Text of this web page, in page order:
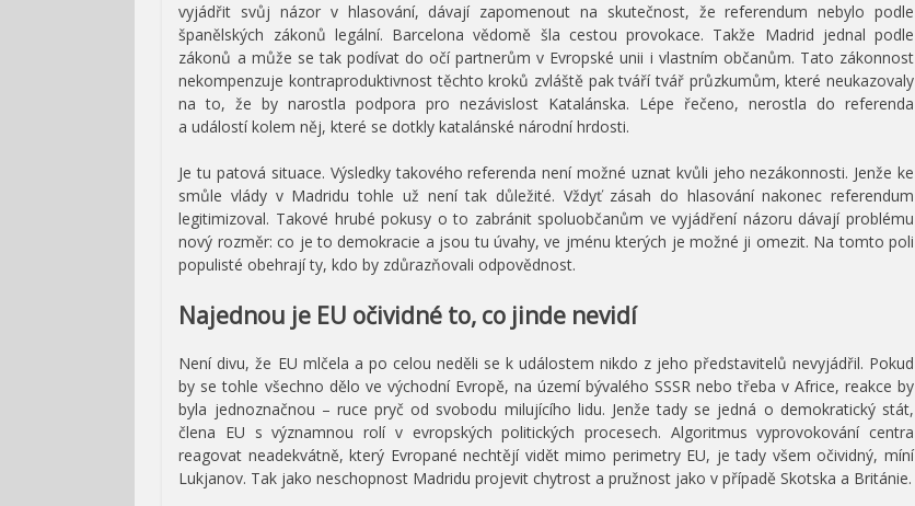
vyjádřit svůj názor v hlasování, dávají zapomenout na skutečnost, že referendum nebylo podle
španělských zákonů legální. Barcelona vědomě šla cestou provokace. Takže Madrid jednal podle
zákonů a může se tak podívat do očí partnerům v Evropské unii i vlastním občanům. Tato zákonnost
nekompenzuje kontraproduktivnost těchto kroků zvláště pak tváří tvář průzkumům, které neukazovaly
na to, že by narostla podpora pro nezávislost Katalánska. Lépe řečeno, nerostla do referenda
a událostí kolem něj, které se dotkly katalánské národní hrdosti.
Je tu patová situace. Výsledky takového referenda není možné uznat kvůli jeho nezákonnosti. Jenže ke
smůle vlády v Madridu tohle už není tak důležité. Vždyť zásah do hlasování nakonec referendum
legitimizoval. Takové hrubé pokusy o to zabránit spoluobčanům ve vyjádření názoru dávají problému
nový rozměr: co je to demokracie a jsou tu úvahy, ve jménu kterých je možné ji omezit. Na tomto poli
populisté obehrají ty, kdo by zdůrazňovali odpovědnost.
Najednou je EU očividné to, co jinde nevidí
Není divu, že EU mlčela a po celou neděli se k událostem nikdo z jeho představitelů nevyjádřil. Pokud
by se tohle všechno dělo ve východní Evropě, na území bývalého SSSR nebo třeba v Africe, reakce by
byla jednoznačnou – ruce pryč od svobodu milujícího lidu. Jenže tady se jedná o demokratický stát,
člena EU s významnou rolí v evropských politických procesech. Algoritmus vyprovokování centra
reagovat neadekvátně, který Evropané nechtějí vidět mimo perimetry EU, je tady všem očividný, míní
Lukjanov. Tak jako neschopnost Madridu projevit chytrost a pružnost jako v případě Skotska a Británie.